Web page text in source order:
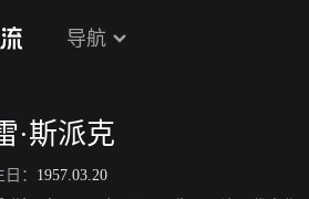
导航
·斯派克
日： 1957.03.20